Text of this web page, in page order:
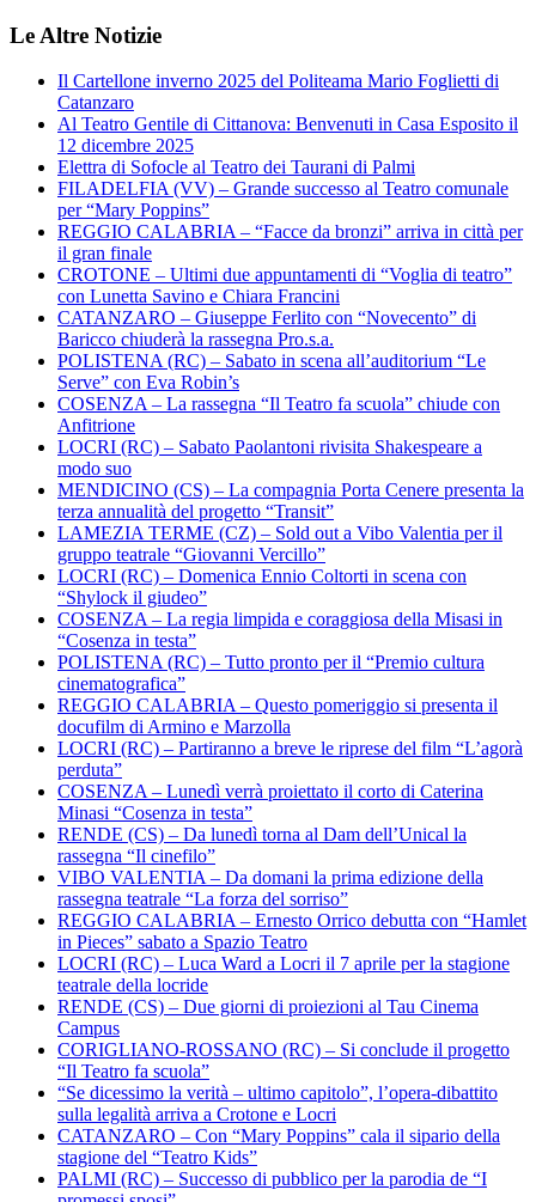
Le Altre Notizie
Il Cartellone inverno 2025 del Politeama Mario Foglietti di
Catanzaro
Al Teatro Gentile di Cittanova: Benvenuti in Casa Esposito il
12 dicembre 2025
Elettra di Sofocle al Teatro dei Taurani di Palmi
FILADELFIA (VV) – Grande successo al Teatro comunale
per “Mary Poppins”
REGGIO CALABRIA – “Facce da bronzi” arriva in città per
il gran finale
CROTONE – Ultimi due appuntamenti di “Voglia di teatro”
con Lunetta Savino e Chiara Francini
CATANZARO – Giuseppe Ferlito con “Novecento” di
Baricco chiuderà la rassegna Pro.s.a.
POLISTENA (RC) – Sabato in scena all’auditorium “Le
Serve” con Eva Robin’s
COSENZA – La rassegna “Il Teatro fa scuola” chiude con
Anfitrione
LOCRI (RC) – Sabato Paolantoni rivisita Shakespeare a
modo suo
MENDICINO (CS) – La compagnia Porta Cenere presenta la
terza annualità del progetto “Transit”
LAMEZIA TERME (CZ) – Sold out a Vibo Valentia per il
gruppo teatrale “Giovanni Vercillo”
LOCRI (RC) – Domenica Ennio Coltorti in scena con
“Shylock il giudeo”
COSENZA – La regia limpida e coraggiosa della Misasi in
“Cosenza in testa”
POLISTENA (RC) – Tutto pronto per il “Premio cultura
cinematografica”
REGGIO CALABRIA – Questo pomeriggio si presenta il
docufilm di Armino e Marzolla
LOCRI (RC) – Partiranno a breve le riprese del film “L’agorà
perduta”
COSENZA – Lunedì verrà proiettato il corto di Caterina
Minasi “Cosenza in testa”
RENDE (CS) – Da lunedì torna al Dam dell’Unical la
rassegna “Il cinefilo”
VIBO VALENTIA – Da domani la prima edizione della
rassegna teatrale “La forza del sorriso”
REGGIO CALABRIA – Ernesto Orrico debutta con “Hamlet
in Pieces” sabato a Spazio Teatro
LOCRI (RC) – Luca Ward a Locri il 7 aprile per la stagione
teatrale della locride
RENDE (CS) – Due giorni di proiezioni al Tau Cinema
Campus
CORIGLIANO-ROSSANO (RC) – Si conclude il progetto
“Il Teatro fa scuola”
“Se dicessimo la verità – ultimo capitolo”, l’opera-dibattito
sulla legalità arriva a Crotone e Locri
CATANZARO – Con “Mary Poppins” cala il sipario della
stagione del “Teatro Kids”
PALMI (RC) – Successo di pubblico per la parodia de “I